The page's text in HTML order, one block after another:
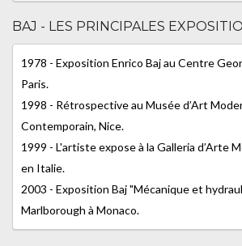
BAJ - LES PRINCIPALES
1978 - Exposition Enrico Baj au Centre
Paris.
1998 - Rétrospective au Musée d’Art
Contemporain, Nice.
1999 - L'artiste expose à la Galleria d’Arte
en Italie.
2003 - Exposition Baj "Mécanique et
Marlborough à Monaco.